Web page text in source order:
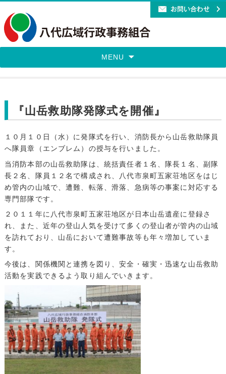
MENU
『山岳救助隊発隊式を開催』
１０月１０日（水）に発隊式を行い、消防長から山岳救助隊員
へ隊員章（エンブレム）の授与を行いました。
当消防本部の山岳救助隊は、統括責任者１名、隊長１名、副隊
長２名、隊員１２名で構成され、八代市泉町五家荘地区をはじ
め管内の山域で、遭難、転落、滑落、急病等の事案に対応する
専門部隊です。
２０１１年に八代市泉町五家荘地区が日本山岳遺産に登録さ
れ、また、近年の登山人気を受けて多くの登山者が管内の山域
を訪れており、山岳において遭難事故等も年々増加していま
す。
今後は、関係機関と連携を図り、安全・確実・迅速な山岳救助
活動を実践できるよう取り組んでいきます。